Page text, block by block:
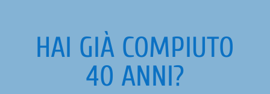
HAI GIÀ COMPIUTO
40 ANNI?